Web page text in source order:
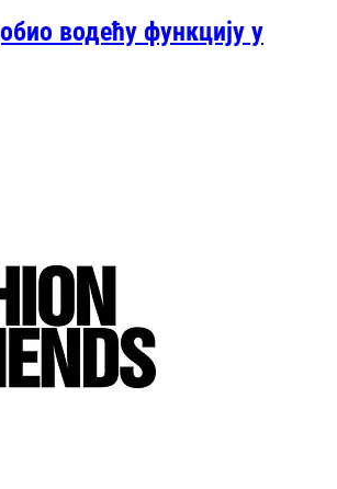
водећу функцију у